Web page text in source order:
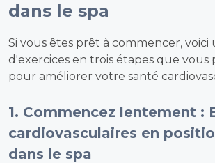
dans le spa
Si vous êtes prêt à commencer,
d'exercices en trois étapes que vous
pour améliorer votre santé
1. Commencez lentement :
cardiovasculaires en
dans le spa